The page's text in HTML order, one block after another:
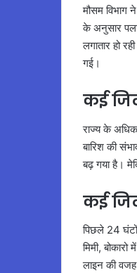
मौसम विभाग
के अनुसार
लगातार हो
गई।
कई
राज्य के
बारिश की
बढ़ गया है।
कई
पिछले 24
मिमी,
लाइन की वजह